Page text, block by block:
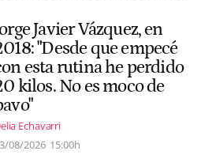
Javier Vázquez, en
"Desde que empecé
esta rutina he perdido
kilos. No es moco de
Echavarri
08/2026 15:00h